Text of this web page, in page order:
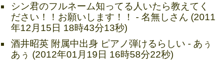
シン君のフルネーム知ってる人いたら教えてく
ださい！！お願いします！！ - 名無しさん (2011
年12月15日 18時43分13秒)
酒井昭英 附属中出身 ピアノ弾けるらしい - あぅ
あぅ (2012年01月19日 16時58分22秒)